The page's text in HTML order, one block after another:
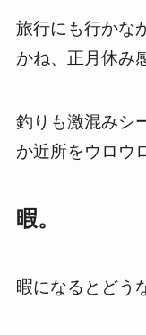
旅行にも行かな
かね、正月休み
釣りも激混みシ
か近所をウロウ
暇。
暇になるとどう